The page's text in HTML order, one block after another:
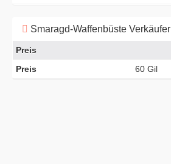
Smaragd-Waffenbüste Verkäufer
Preis
Preis
60 Gil